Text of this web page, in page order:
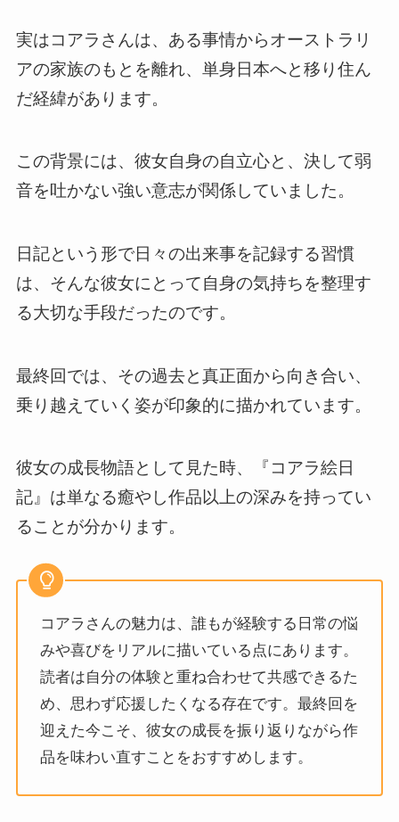
実はコアラさんは、ある事情からオーストラリ
アの家族のもとを離れ、単身日本へと移り住ん
だ経緯があります。
この背景には、彼女自身の自立心と、決して弱
音を吐かない強い意志が関係していました。
日記という形で日々の出来事を記録する習慣
は、そんな彼女にとって自身の気持ちを整理す
る大切な手段だったのです。
最終回では、その過去と真正面から向き合い、
乗り越えていく姿が印象的に描かれています。
彼女の成長物語として見た時、『コアラ絵日
記』は単なる癒やし作品以上の深みを持ってい
ることが分かります。
コアラさんの魅力は、誰もが経験する日常の悩
みや喜びをリアルに描いている点にあります。
読者は自分の体験と重ね合わせて共感できるた
め、思わず応援したくなる存在です。最終回を
迎えた今こそ、彼女の成長を振り返りながら作
品を味わい直すことをおすすめします。